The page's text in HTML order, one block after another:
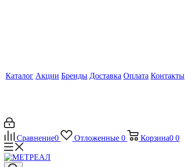
Каталог Акции Бренды Доставка Оплата Контакты
Сравнение0 Отложенные 0 Корзина0 0